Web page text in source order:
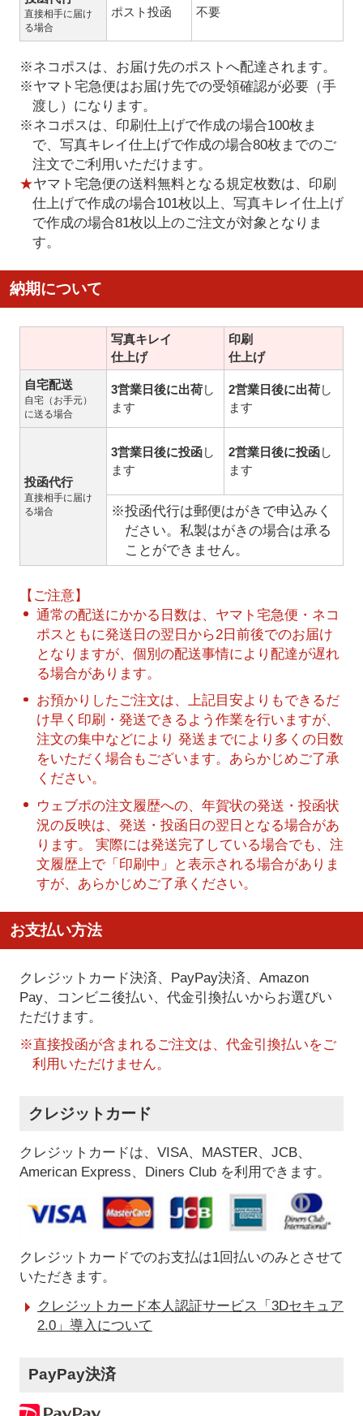
直接相手に届け
る場合
ポスト投函 不要
※ネコポスは、お届け先のポストへ配達されます。
※ヤマト宅急便はお届け先での受領確認が必要（手
渡し）になります。
※ネコポスは、印刷仕上げで作成の場合100枚ま
で、写真キレイ仕上げで作成の場合80枚までのご
注文でご利用いただけます。
★ヤマト宅急便の送料無料となる規定枚数は、印刷
仕上げで作成の場合101枚以上、写真キレイ仕上げ
で作成の場合81枚以上のご注文が対象となりま
す。
納期について
写真キレイ
仕上げ
印刷
仕上げ
自宅配送
自宅（お手元）
に送る場合
3営業日後に出荷し
ます
2営業日後に出荷し
ます
投函代行
直接相手に届け
る場合
3営業日後に投函し
ます
2営業日後に投函し
ます
※投函代行は郵便はがきで申込みく
ださい。私製はがきの場合は承る
ことができません。
【ご注意】
通常の配送にかかる日数は、ヤマト宅急便・ネコ
ポスともに発送日の翌日から2日前後でのお届け
となりますが、個別の配送事情により配達が遅れ
る場合があります。
お預かりしたご注文は、上記目安よりもできるだ
け早く印刷・発送できるよう作業を行いますが、
注文の集中などにより 発送までにより多くの日数
をいただく場合もございます。あらかじめご了承
ください。
ウェブポの注文履歴への、年賀状の発送・投函状
況の反映は、発送・投函日の翌日となる場合があ
ります。 実際には発送完了している場合でも、注
文履歴上で「印刷中」と表示される場合がありま
すが、あらかじめご了承ください。
お支払い方法
クレジットカード決済、PayPay決済、Amazon
Pay、コンビニ後払い、代金引換払いからお選びい
ただけます。
※直接投函が含まれるご注文は、代金引換払いをご
利用いただけません。
クレジットカード
クレジットカードは、VISA、MASTER、JCB、
American Express、Diners Club を利用できます。
クレジットカードでのお支払は1回払いのみとさせて
いただきます。
クレジットカード本人認証サービス「3Dセキュア
2.0」導入について
PayPay決済